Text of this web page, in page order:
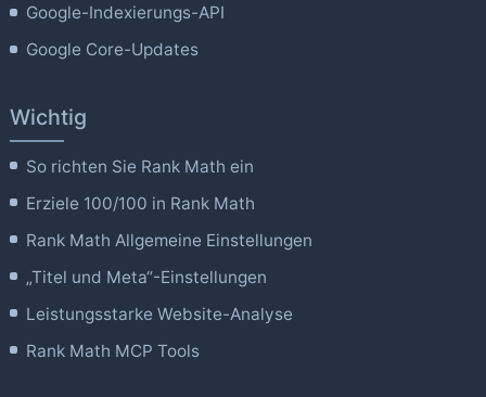
Google-Indexierungs-API
Google Core-Updates
Wichtig
So richten Sie Rank Math ein
Erziele 100/100 in Rank Math
Rank Math Allgemeine Einstellungen
„Titel und Meta“-Einstellungen
Leistungsstarke Website-Analyse
Rank Math MCP Tools